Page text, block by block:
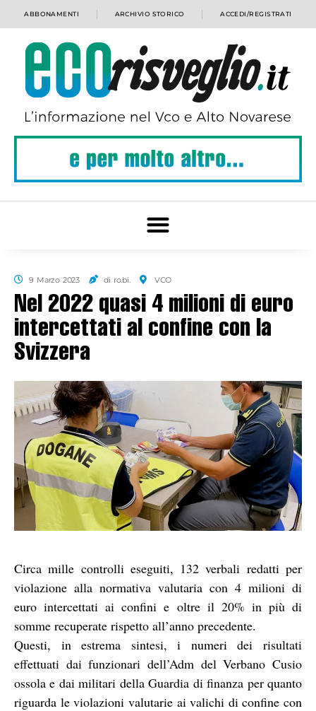
ABBONAMENTI ARCHIVIO STORICO ACCEDI/REGISTRATI
9 Marzo 2023 di ro.bi. VCO
Nel 2022 quasi 4 milioni di euro
intercettati al confine con la
Svizzera
Circa mille controlli eseguiti, 132 verbali redatti per
violazione alla normativa valutaria con 4 milioni di
euro intercettati ai confini e oltre il 20% in più di
somme recuperate rispetto all’anno precedente.
Questi, in estrema sintesi, i numeri dei risultati
effettuati dai funzionari dell’Adm del Verbano Cusio
ossola e dai militari della Guardia di finanza per quanto
riguarda le violazioni valutarie ai valichi di confine con